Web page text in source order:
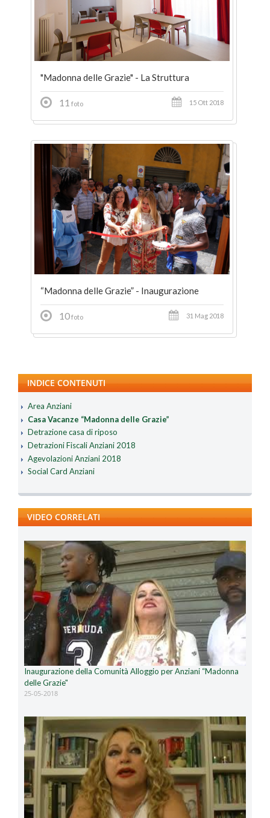
"Madonna delle Grazie" - La Struttura
11 foto 15 Ott 2018
“Madonna delle Grazie” - Inaugurazione
10foto 31 Mag 2018
INDICE CONTENUTI
Area Anziani
Casa Vacanze “Madonna delle Grazie”
Detrazione casa di riposo
Detrazioni Fiscali Anziani 2018
Agevolazioni Anziani 2018
Social Card Anziani
VIDEO CORRELATI
Inaugurazione della Comunità Alloggio per Anziani “Madonna
delle Grazie"
25-05-2018